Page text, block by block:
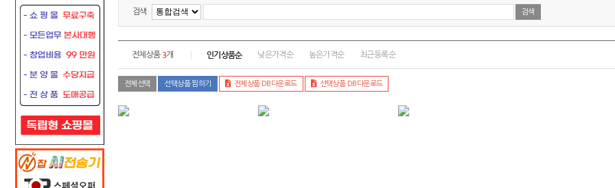
검색
전체상품 3개 인기상품순 낮은가격순 높은가격순 최근등록순
전체선택 선택상품 찜하기 전체상품 DB다운로드 선택상품 DB다운로드